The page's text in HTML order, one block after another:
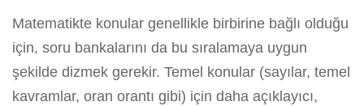
Matematikte konular genellikle birbirine bağlı olduğu
için, soru bankalarını da bu sıralamaya uygun
şekilde dizmek gerekir. Temel konular (sayılar, temel
kavramlar, oran orantı gibi) için daha açıklayıcı,